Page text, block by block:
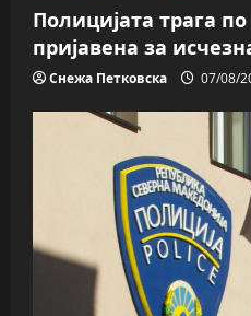
Полицијата трага
пријавена за
Снежа Петковска 07/08/